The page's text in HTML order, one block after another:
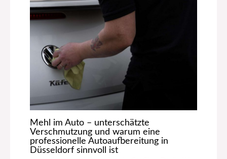
Mehl im Auto – unterschätzte
Verschmutzung und warum eine
professionelle Autoaufbereitung in
Düsseldorf sinnvoll ist